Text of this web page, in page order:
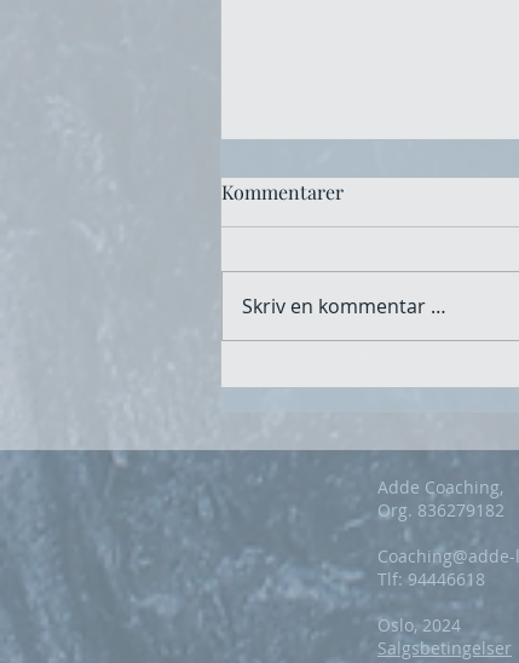
Kommentarer
Skriv en kommentar …
Adde Coaching,
Org. 836279182
Tlf: 94446618
Oslo, 2024
Salgsbetingelser